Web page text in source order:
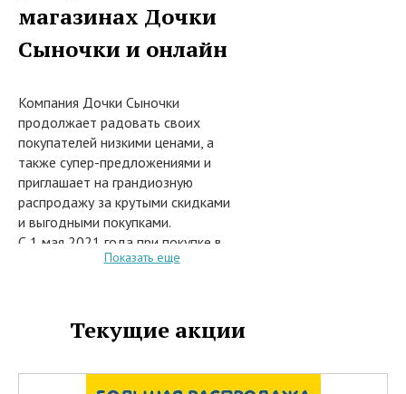
магазинах Дочки
Сыночки и онлайн
Компания Дочки Сыночки
продолжает радовать своих
покупателей низкими ценами, а
также супер-предложениями и
приглашает на грандиозную
распродажу за крутыми скидками
и выгодными покупками.
С 1 мая 2021 года при покупке в
сети розничных магазинов Дочки
www.dochkisinochki.ru одежды и
обуви для мальчиков и девочек, а
Показать еще
Текущие акции